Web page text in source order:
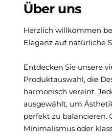
Über uns
Herzlich willkommen
Eleganz auf natürliche
Entdecken Sie unsere
Produktauswahl, die
harmonisch vereint.
ausgewählt, um
perfekt zu balancieren.
Minimalismus oder